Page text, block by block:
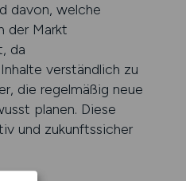
davon, welche
der Markt
da
verständlich zu
die regelmäßig neue
planen. Diese
und zukunftssicher